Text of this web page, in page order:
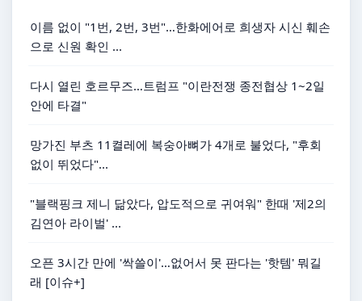
이름 없이 "1번, 2번, 3번"…한화에어로 희생자 시신 훼손
으로 신원 확인 ...
다시 열린 호르무즈…트럼프 "이란전쟁 종전협상 1~2일
안에 타결"
망가진 부츠 11켤레에 복숭아뼈가 4개로 불었다, "후회
없이 뛰었다"...
"블랙핑크 제니 닮았다, 압도적으로 귀여워" 한때 '제2의
김연아 라이벌' ...
오픈 3시간 만에 '싹쓸이'…없어서 못 판다는 '핫템' 뭐길
래 [이슈+]